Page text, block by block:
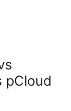
pCloud